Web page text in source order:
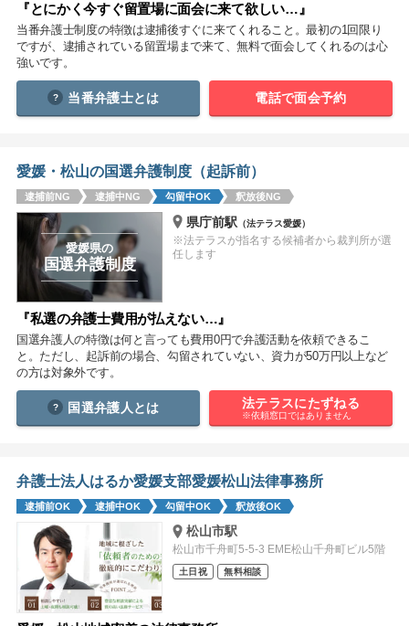
九州・沖縄
福岡 佐賀 長崎 熊本 大分 宮崎 鹿児島
痴漢 盗撮 わいせつ
窃盗 逮捕
『とにかく今すぐ留置場に面会に来て欲しい…』
当番弁護士制度の特徴は逮捕後すぐに来てくれること。最初の1回限り
ですが、逮捕されている留置場まで来て、無料で面会してくれるのは心
強いです。
当番弁護士とは 電話で面会予約
愛媛・松山の国選弁護制度（起訴前）
逮捕前NG 逮捕中NG 勾留中OK 釈放後NG
愛媛県の
国選弁護制度
県庁前駅 （法テラス愛媛）
※法テラスが指名する候補者から裁判所が選
任します
『私選の弁護士費用が払えない…』
国選弁護人の特徴は何と言っても費用0円で弁護活動を依頼できるこ
と。ただし、起訴前の場合、勾留されていない、資力が50万円以上など
の方は対象外です。
国選弁護人とは 法テラスにたずねる
※依頼窓口ではありません
弁護士法人はるか愛媛支部愛媛松山法律事務所
逮捕前OK 逮捕中OK 勾留中OK 釈放後OK
松山市駅
松山市千舟町5-5-3 EME松山千舟町ビル5階
土日祝 無料相談